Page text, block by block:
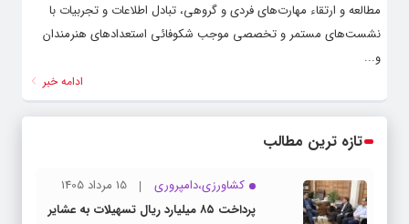
مطالعه و ارتقاء مهارت‌های فردی و گروهی، تبادل اطلاعات و تجربیات با
نشست‌های مستمر و تخصصی موجب شکوفائی استعدادهای هنرمندان
و...
ادامه خبر
تازه ترین مطالب
کشاورزی،دامپروری
15 مرداد 1405
پرداخت ۸۵ میلیارد ریال تسهیلات به عشایر